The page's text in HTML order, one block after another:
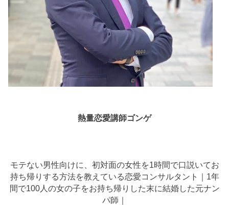
熱量恋愛講師ゴンゲ
モテない男性向けに、初対面の女性を1時間で口説いてお
持ち帰りする方法を教えている恋愛コンサルタント｜1年
間で100人の女の子をお持ち帰りした末に結婚した元ナン
パ師｜